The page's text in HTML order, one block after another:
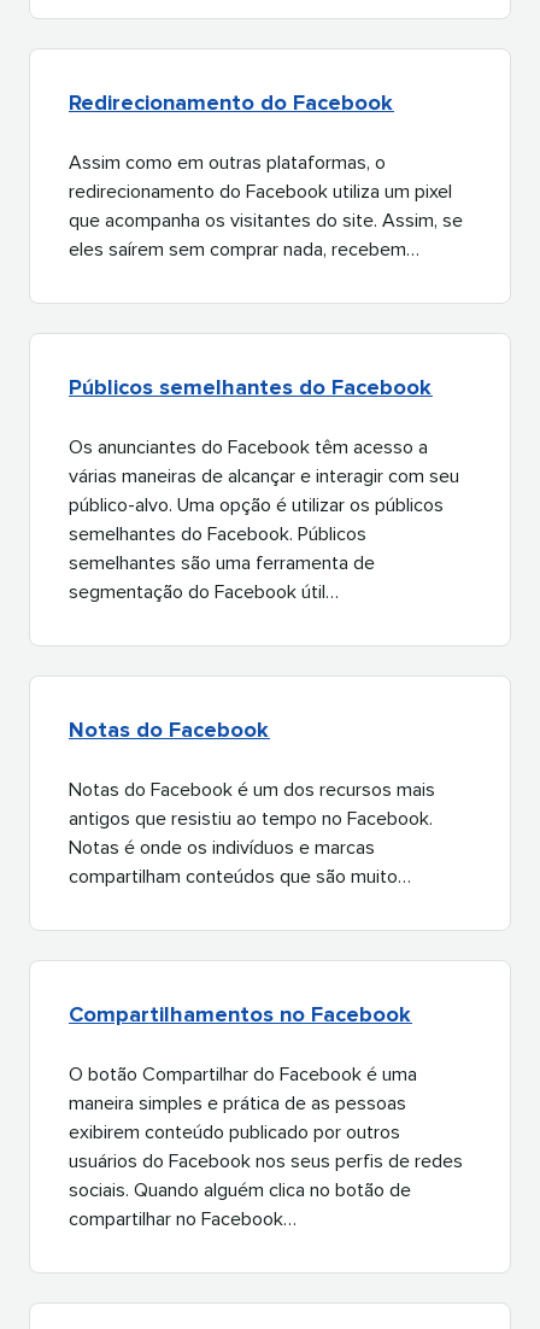
Redirecionamento do Facebook​​
Assim como em outras plataformas, o
redirecionamento do Facebook utiliza um pixel
que acompanha os visitantes do site. Assim, se
eles saírem sem comprar nada, recebem…​​
Públicos semelhantes do Facebook​​
Os anunciantes do Facebook têm acesso a
várias maneiras de alcançar e interagir com seu
público-alvo. Uma opção é utilizar os públicos
semelhantes do Facebook. Públicos
semelhantes são uma ferramenta de
segmentação do Facebook útil…​​
Notas do Facebook​​
Notas do Facebook é um dos recursos mais
antigos que resistiu ao tempo no Facebook.
Notas é onde os indivíduos e marcas
compartilham conteúdos que são muito…​​
Compartilhamentos no Facebook​​
O botão Compartilhar do Facebook é uma
maneira simples e prática de as pessoas
exibirem conteúdo publicado por outros
usuários do Facebook nos seus perfis de redes
sociais. Quando alguém clica no botão de
compartilhar no Facebook…​​